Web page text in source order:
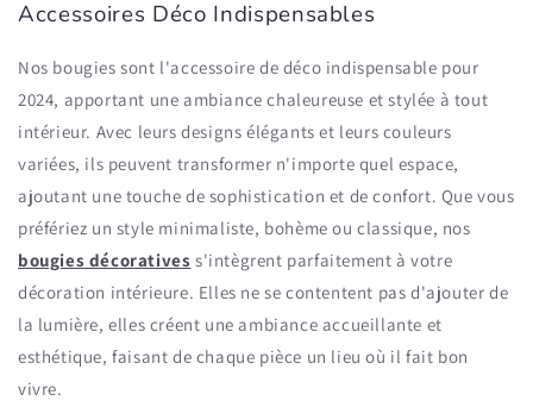
Accessoires Déco Indispensables
Nos bougies sont l'accessoire de déco indispensable pour
2024, apportant une ambiance chaleureuse et stylée à tout
intérieur. Avec leurs designs élégants et leurs couleurs
variées, ils peuvent transformer n'importe quel espace,
ajoutant une touche de sophistication et de confort. Que vous
préfériez un style minimaliste, bohème ou classique, nos
bougies décoratives s'intègrent parfaitement à votre
décoration intérieure. Elles ne se contentent pas d'ajouter de
la lumière, elles créent une ambiance accueillante et
esthétique, faisant de chaque pièce un lieu où il fait bon
vivre.